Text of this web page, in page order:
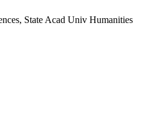
State Acad Univ Humanities